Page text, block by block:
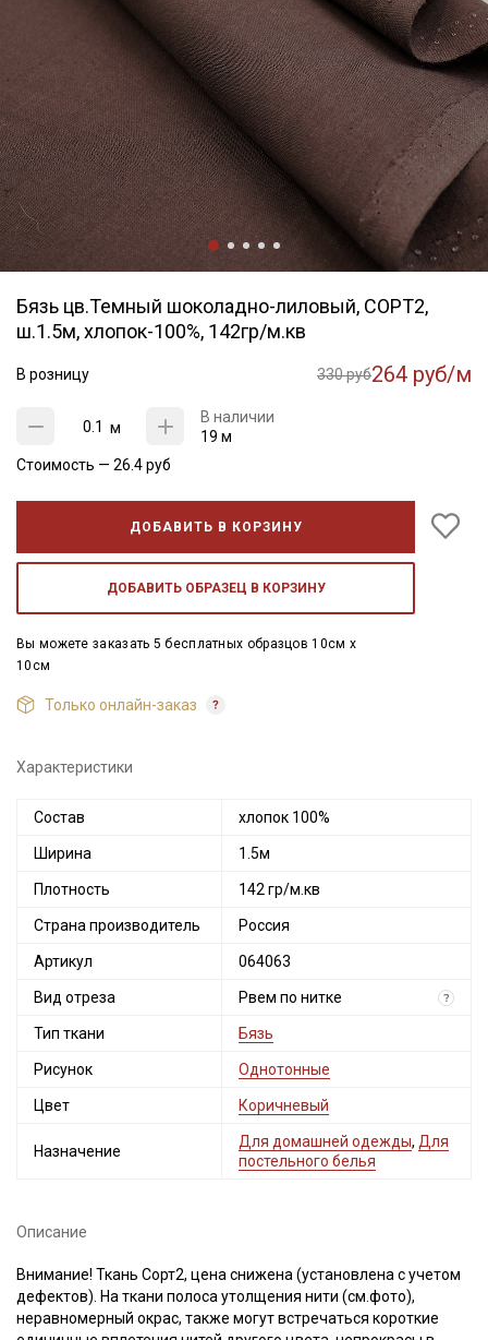
Бязь цв.Темный шоколадно-лиловый, СОРТ2,
ш.1.5м, хлопок-100%, 142гр/м.кв
В розницу 330 руб264 руб/м
м
В наличии
19 м
Стоимость — 26.4руб
ДОБАВИТЬ В КОРЗИНУ
ДОБАВИТЬ ОБРАЗЕЦ В КОРЗИНУ
Вы можете заказать 5 бесплатных образцов 10см x
10см
Только онлайн-заказ
Характеристики
Состав хлопок 100%
Ширина 1.5м
Плотность 142 гр/м.кв
Страна производитель Россия
Артикул 064063
Вид отреза Рвем по нитке ?
Тип ткани Бязь
Рисунок Однотонные
Цвет Коричневый
Назначение
Для домашней одежды, Для
постельного белья
Описание
Внимание! Ткань Сорт2, цена снижена (установлена с учетом
дефектов). На ткани полоса утолщения нити (см.фото),
неравномерный окрас, также могут встречаться короткие